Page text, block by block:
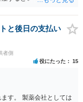
払に応じてしまうケー
と後日の支払い
者側
役にたった 15
す。 製薬会社としては